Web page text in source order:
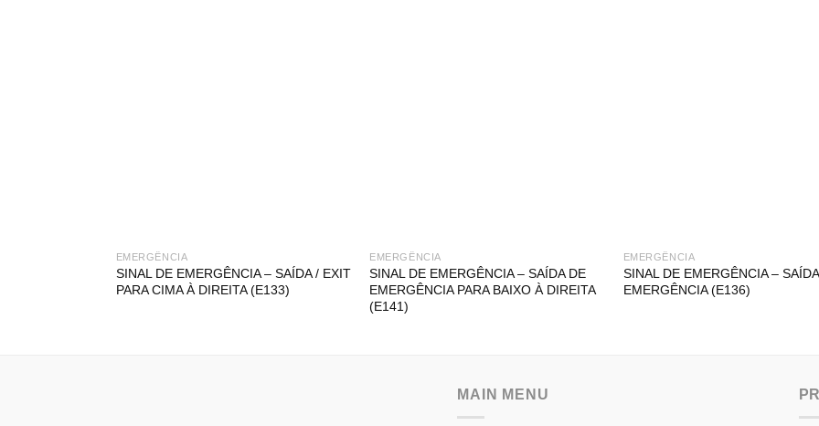
EMERGÊNCIA
SINAL DE EMERGÊNCIA – SAÍDA / EXIT
PARA CIMA À DIREITA (E133)
EMERGÊNCIA
SINAL DE EMERGÊNCIA – SAÍDA DE
EMERGÊNCIA PARA BAIXO À DIREITA
(E141)
EMERGÊNCIA
SINAL DE EMERGÊNCIA –
EMERGÊNCIA (E136)
MAIN MENU